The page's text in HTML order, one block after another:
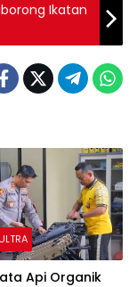
Ikatan
Api Organik